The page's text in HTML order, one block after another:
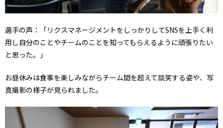
選手の声：「リクスマネージメントをしっかりしてSNSを上手く利
用し自分のことやチームのことを知ってもらえるように頑張りたい
と思った。」
お昼休みは食事を楽しみながらチーム間を超えて談笑する姿や、写
真撮影の様子が見られました。